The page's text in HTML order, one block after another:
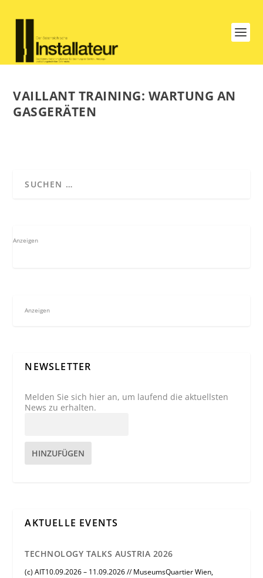
VAILLANT TRAINING: WARTUNG AN
GASGERÄTEN
Anzeigen
Anzeigen
NEWSLETTER
Melden Sie sich hier an, um laufend die aktuellsten
News zu erhalten.
HINZUFÜGEN
AKTUELLE EVENTS
TECHNOLOGY TALKS AUSTRIA 2026
(c) AIT10.09.2026 – 11.09.2026 // MuseumsQuartier Wien,